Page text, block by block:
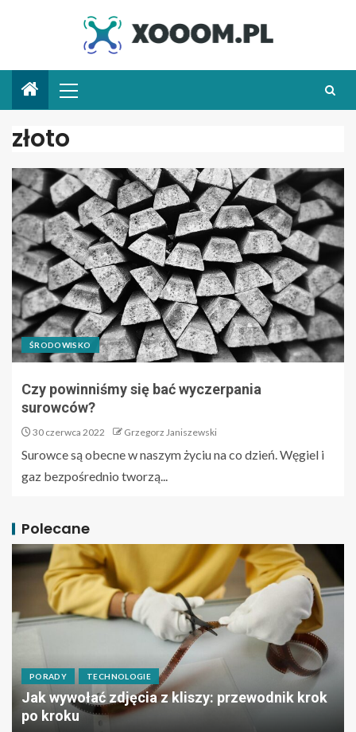
złoto
ŚRODOWISKO
Czy powinniśmy się bać wyczerpania
surowców?
30 czerwca 2022 Grzegorz Janiszewski
Surowce są obecne w naszym życiu na co dzień. Węgiel i
gaz bezpośrednio tworzą...
Polecane
PORADY TECHNOLOGIE
Jak wywołać zdjęcia z kliszy: przewodnik krok
po kroku